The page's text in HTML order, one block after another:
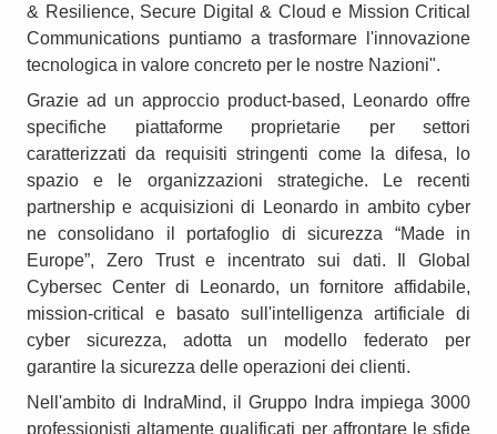
& Resilience, Secure Digital & Cloud e Mission Critical
Communications puntiamo a trasformare l'innovazione
tecnologica in valore concreto per le nostre Nazioni".
Grazie ad un approccio product-based, Leonardo offre
specifiche piattaforme proprietarie per settori
caratterizzati da requisiti stringenti come la difesa, lo
spazio e le organizzazioni strategiche. Le recenti
partnership e acquisizioni di Leonardo in ambito cyber
ne consolidano il portafoglio di sicurezza “Made in
Europe”, Zero Trust e incentrato sui dati. Il Global
Cybersec Center di Leonardo, un fornitore affidabile,
mission-critical e basato sull'intelligenza artificiale di
cyber sicurezza, adotta un modello federato per
garantire la sicurezza delle operazioni dei clienti.
Nell'ambito di IndraMind, il Gruppo Indra impiega 3000
professionisti altamente qualificati per affrontare le sfide